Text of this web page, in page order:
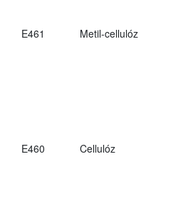
E461 Metil-cellulóz
E460 Cellulóz